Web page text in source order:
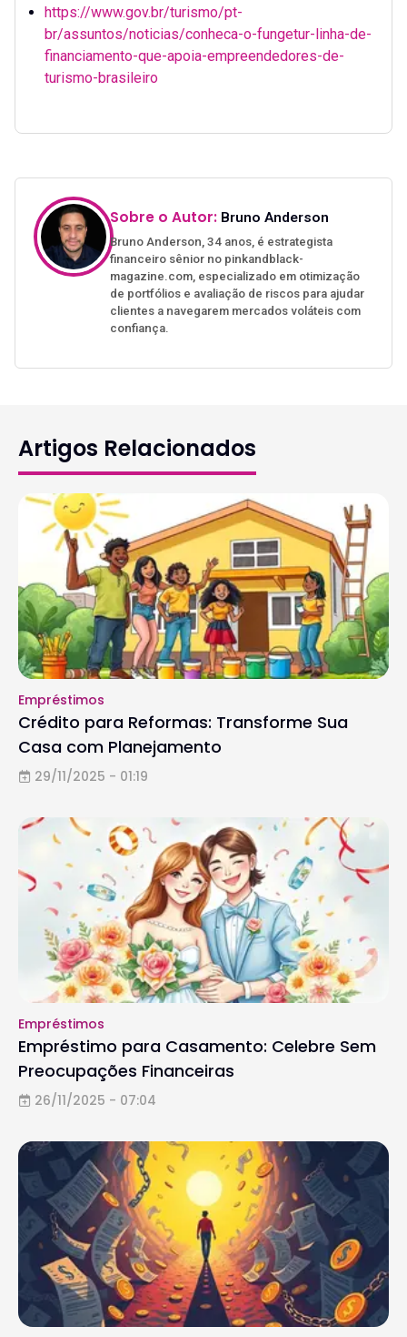
https://www.gov.br/turismo/pt-
br/assuntos/noticias/conheca-o-fungetur-linha-de-
financiamento-que-apoia-empreendedores-de-
turismo-brasileiro
Sobre o Autor: Bruno Anderson
Bruno Anderson, 34 anos, é estrategista
financeiro sênior no pinkandblack-
magazine.com, especializado em otimização
de portfólios e avaliação de riscos para ajudar
clientes a navegarem mercados voláteis com
confiança.
Artigos Relacionados
Empréstimos
Crédito para Reformas: Transforme Sua
Casa com Planejamento
29/11/2025 - 01:19
Empréstimos
Empréstimo para Casamento: Celebre Sem
Preocupações Financeiras
26/11/2025 - 07:04